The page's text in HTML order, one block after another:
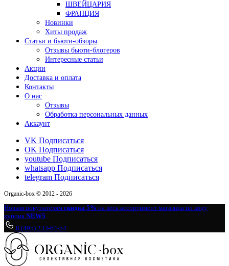
ШВЕЙЦАРИЯ
ФРАНЦИЯ
Новинки
Хиты продаж
Статьи и бьюти-обзоры
Отзывы бьюти-блогеров
Интересные статьи
Акции
Доставка и оплата
Контакты
О нас
Отзывы
Обработка персональных данных
Аккаунт
VK Подписаться
OK Подписаться
youtube Подписаться
whatsapp Подписаться
telegram Подписаться
Organic-box © 2012 - 2026
Новым покупателям скидка 5% на весь ассортимент магазина по коду
купона NEW5
8 (495) 233-64-54